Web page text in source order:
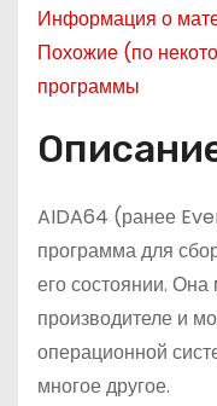
Информация о
Похожие (по
программы
AIDA64 (ранее
программа для
его состоянии.
производителе и
операционной
многое другое.